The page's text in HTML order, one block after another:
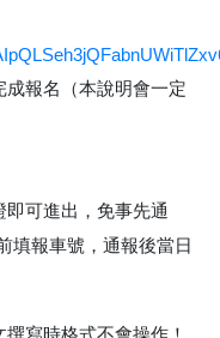
成報名（本說明會一定
可進出，免事先通
填報車號，通報後當日
撰寫時格式不會操作 ！